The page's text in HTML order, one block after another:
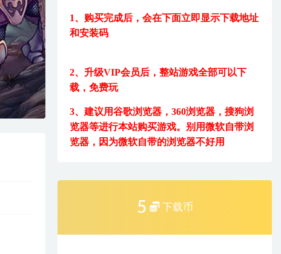
1、购买完成后，会在下面立即显示下载地址
和安装码
2、升级VIP会员后，整站游戏全部可以下
载，免费玩
3、建议用谷歌浏览器，360浏览器，搜狗浏
览器等进行本站购买游戏。别用微软自带浏
览器，因为微软自带的浏览器不好用
5 下载币